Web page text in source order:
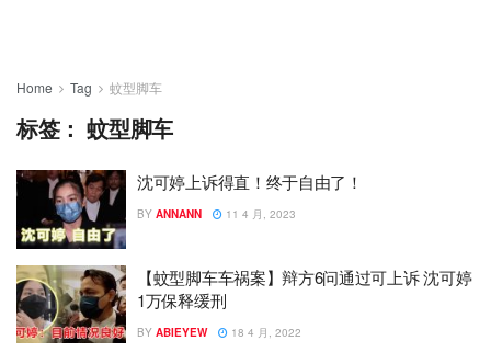
Home Tag 蚊型脚车
标签：蚊型脚车
沈可婷上诉得直！终于自由了！
BY ANNANN 11 4 月, 2023
【蚊型脚车车祸案】辩方6问通过可上诉 沈可婷
1万保释缓刑
BY ABIEYEW 18 4 月, 2022